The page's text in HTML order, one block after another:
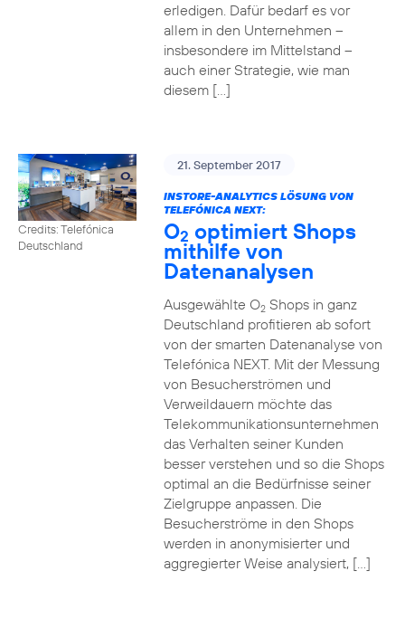
erledigen. Dafür bedarf es vor
allem in den Unternehmen –
insbesondere im Mittelstand –
auch einer Strategie, wie man
diesem […]
Credits: Telefónica
Deutschland
21. September 2017
INSTORE-ANALYTICS LÖSUNG VON
TELEFÓNICA NEXT:
O2 optimiert Shops
mithilfe von
Datenanalysen
Ausgewählte O2Shops in ganz
Deutschland profitieren ab sofort
von der smarten Datenanalyse von
Telefónica NEXT. Mit der Messung
von Besucherströmen und
Verweildauern möchte das
Telekommunikationsunternehmen
das Verhalten seiner Kunden
besser verstehen und so die Shops
optimal an die Bedürfnisse seiner
Zielgruppe anpassen. Die
Besucherströme in den Shops
werden in anonymisierter und
aggregierter Weise analysiert, […]